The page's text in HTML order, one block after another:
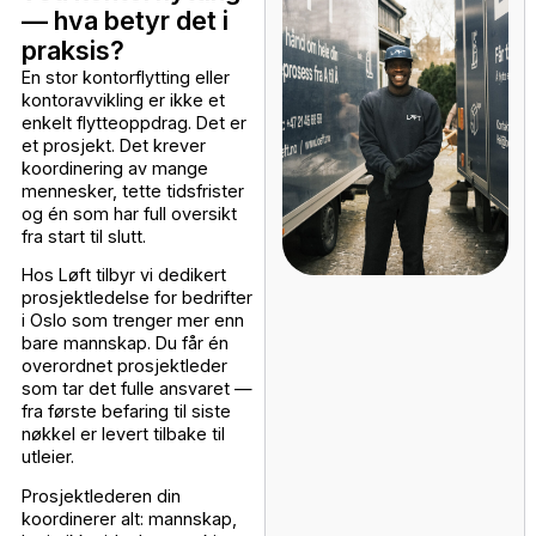
Stor 25–50 Fra kr
Meget stor 200+ Etter
Merknad: Prisene er estimater. Gratis
gir nøyaktig pris — alltid.
Prosjektledelse
ved kontorflytting
— hva betyr det i
praksis?
En stor kontorflytting eller
kontoravvikling er ikke et